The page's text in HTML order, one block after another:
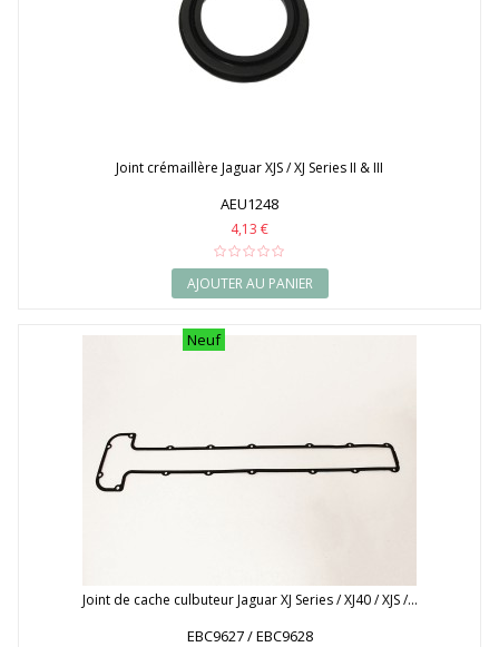
Joint crémaillère Jaguar XJS / XJ Series II & III
AEU1248
4,13 €
AJOUTER AU PANIER
Neuf
Joint de cache culbuteur Jaguar XJ Series / XJ40 / XJS /...
EBC9627 / EBC9628